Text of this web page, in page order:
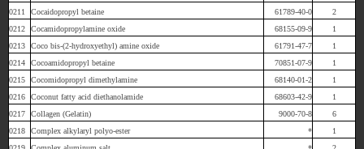
0211
Cocaidopropyl betaine 61789-40-0
2
0212
Cocamidopropylamine oxide 68155-09-9
1
0213
Coco bis-(2-hydroxyethyl) amine oxide 61791-47-7
1
0214
Cocoamidopropyl betaine 70851-07-9
1
0215
Cocomidopropyl dimethylamine 68140-01-2
1
0216
Coconut fatty acid diethanolamide 68603-42-9
1
0217
Collagen (Gelatin) 9000-70-8
6
0218
Complex alkylaryl polyo-ester *
1